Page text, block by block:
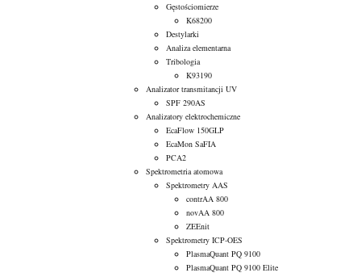
Gęstościomierze
K68200
Destylarki
Analiza elementarna
Tribologia
K93190
Analizator transmitancji UV
SPF 290AS
Analizatory elektrochemiczne
EcaFlow 150GLP
EcaMon SaFIA
PCA2
Spektrometria atomowa
Spektrometry AAS
contrAA 800
novAA 800
ZEEnit
Spektrometry ICP-OES
PlasmaQuant PQ 9100
PlasmaQuant PQ 9100 Elite